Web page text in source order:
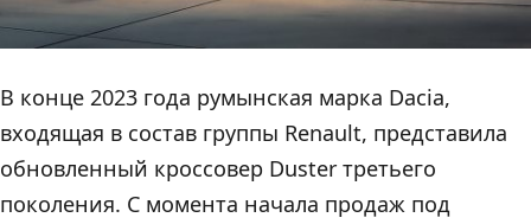
В конце 2023 года румынская марка Dacia,
входящая в состав группы Renault, представила
обновленный кроссовер Duster третьего
поколения. С момента начала продаж под